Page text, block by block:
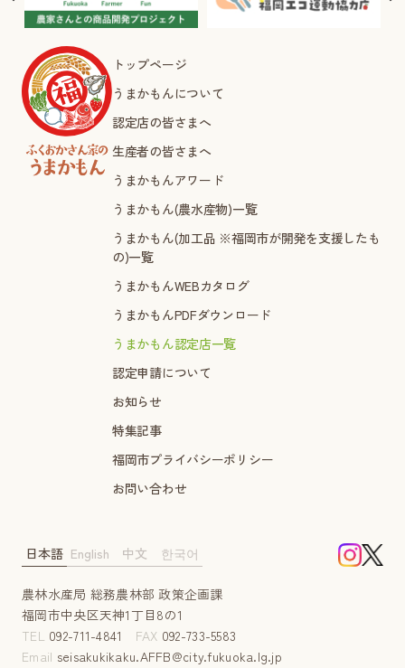
トップページ
うまかもんについて
認定店の皆さまへ
生産者の皆さまへ
うまかもんアワード
うまかもん(農水産物)一覧
うまかもん(加工品 ※福岡市が開発を支援したも
の)一覧
うまかもんWEBカタログ
うまかもんPDFダウンロード
うまかもん認定店一覧
認定申請について
お知らせ
特集記事
福岡市プライバシーポリシー
お問い合わせ
農林水産局 総務農林部 政策企画課
福岡市中央区天神1丁目8の1
TEL 092-711-4841 FAX 092-733-5583
Email seisakukikaku.AFFB@city.fukuoka.lg.jp
日本語 English 中文 한국어